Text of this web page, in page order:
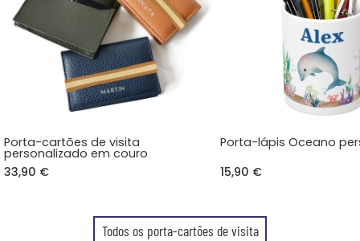
Porta-cartões de visita
personalizado em couro
33,90 €
Porta-lápis Oceano
15,90 €
Todos os porta-cartões de visita